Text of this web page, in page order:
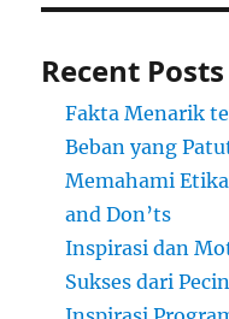
Recent Posts
Fakta Menarik
Beban yang
Memahami
and Don’ts
Inspirasi dan
Sukses dari